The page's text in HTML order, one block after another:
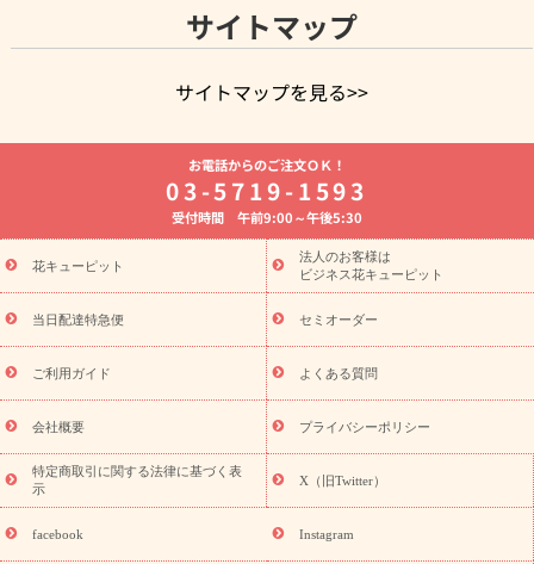
サイトマップ
サイトマップを見る>>
よく贈られる花
お祝いの花特集
誕生日フラワーギフト特集
8月の誕生花(トルコキキョウ)
開店・開業祝い
お供え・お悔やみ お供え・お悔やみの花
通夜・葬儀に贈る花 胡蝶蘭・花鉢
ーブドフラワー
季節のイベント
ひまわり ギフト・プレゼント
特集
お盆 花（新盆・初盆） 季節のイベント
お盆 花（新
盆・初盆）
お盆 花（新盆・初盆）
お盆・お供え 花とセットギ
フト
お盆・お供え プリザーブドフラワー
ひまわり ギフト・プ
レゼント特集
夏の花贈り・お中元・暑中見舞い 花のギフト特集
敬老の日におくる花ギフト・プレゼント特集
花ギフト・プレゼント特集
敬老の日 花のおすすめランキング
敬
老の日 花鉢植えのギフト・プレゼント特集
敬老の日 花とセットギ
フト・プレゼント特集
敬老の日の花 全てのギフト一覧
キャン
ペーン
映画『ウォーターガーディアンズ』コラボキャンペーン
「きょう誕生日なんです」キャンペーン
誕生日の花を探す
誕生日フラワーギフト 誕生日フラワーギフト特集
お電話からのご注文ＯＫ！
03-5719-1593
受付時間 午前9:00～午後5:30
花キューピット
法人のお客様は
ビジネス花キューピット
当日配達特急便 セミオーダー
ご利用ガイド よくある質問
会社概要 プライバシーポリシー
特定商取引に関する法律に基づく表
示
X（旧Twitter）
facebook Instagram